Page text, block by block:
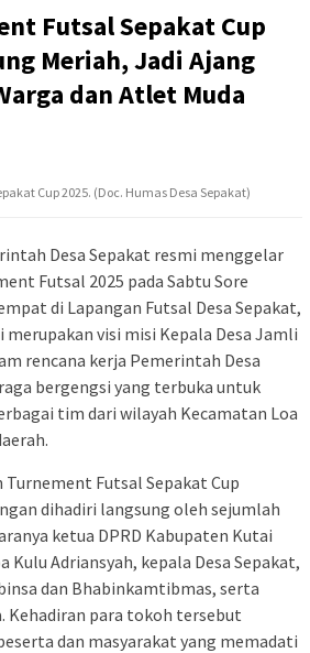
Futsal Sepakat Cup
Meriah, Jadi Ajang
dan Atlet Muda
Cup 2025. (Doc. Humas Desa Sepakat)
Desa Sepakat resmi menggelar
Futsal 2025 pada Sabtu Sore
di Lapangan Futsal Desa Sepakat,
visi misi Kepala Desa Jamli
rencana kerja Pemerintah Desa
bergengsi yang terbuka untuk
tim dari wilayah Kecamatan Loa
Turnement Futsal Sepakat Cup
dihadiri langsung oleh sejumlah
ketua DPRD Kabupaten Kutai
Kulu Adriansyah, kepala Desa Sepakat,
dan Bhabinkamtibmas, serta
Kehadiran para tokoh tersebut
dan masyarakat yang memadati